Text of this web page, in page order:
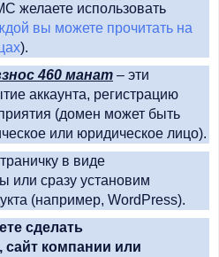
желаете использовать
вы можете прочитать на
).
460 манат – эти
аккаунта, регистрацию
(домен может быть
или юридическое лицо).
в виде
сразу установим
(например, WordPress).
сделать
компании или